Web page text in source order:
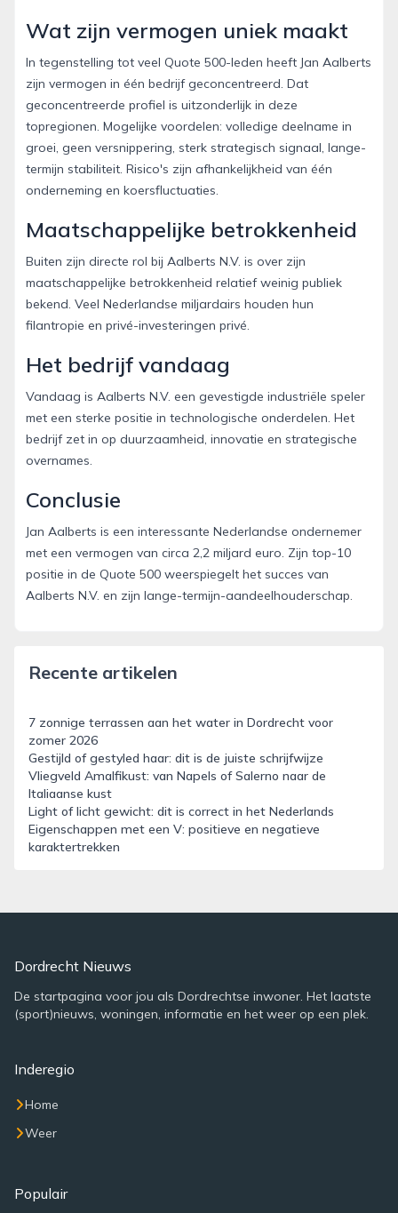
Wat zijn vermogen uniek maakt
In tegenstelling tot veel Quote 500-leden heeft Jan Aalberts
zijn vermogen in één bedrijf geconcentreerd. Dat
geconcentreerde profiel is uitzonderlijk in deze
topregionen. Mogelijke voordelen: volledige deelname in
groei, geen versnippering, sterk strategisch signaal, lange-
termijn stabiliteit. Risico's zijn afhankelijkheid van één
onderneming en koersfluctuaties.
Maatschappelijke betrokkenheid
Buiten zijn directe rol bij Aalberts N.V. is over zijn
maatschappelijke betrokkenheid relatief weinig publiek
bekend. Veel Nederlandse miljardairs houden hun
filantropie en privé-investeringen privé.
Het bedrijf vandaag
Vandaag is Aalberts N.V. een gevestigde industriële speler
met een sterke positie in technologische onderdelen. Het
bedrijf zet in op duurzaamheid, innovatie en strategische
overnames.
Conclusie
Jan Aalberts is een interessante Nederlandse ondernemer
met een vermogen van circa 2,2 miljard euro. Zijn top-10
positie in de Quote 500 weerspiegelt het succes van
Aalberts N.V. en zijn lange-termijn-aandeelhouderschap.
Recente artikelen
7 zonnige terrassen aan het water in Dordrecht voor
zomer 2026
Gestijld of gestyled haar: dit is de juiste schrijfwijze
Vliegveld Amalfikust: van Napels of Salerno naar de
Italiaanse kust
Light of licht gewicht: dit is correct in het Nederlands
Eigenschappen met een V: positieve en negatieve
karaktertrekken
Dordrecht Nieuws
De startpagina voor jou als Dordrechtse inwoner. Het laatste
(sport)nieuws, woningen, informatie en het weer op een plek.
Inderegio
Home
Weer
Populair